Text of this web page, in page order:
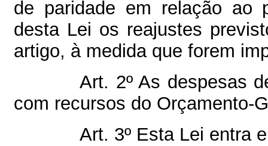
de paridade em relação ao
desta Lei os reajustes
artigo, à medida que forem
Art. 2º As despesas
com recursos do Orçamento-
Art. 3º Esta Lei entra